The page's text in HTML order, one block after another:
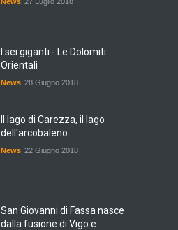
I sei giganti - Le Dolomiti
Orientali
News 28 Giugno 2018
Il lago di Carezza, il lago
dell'arcobaleno
News 22 Giugno 2018
San Giovanni di Fassa nasce
dalla fusione di Vigo e